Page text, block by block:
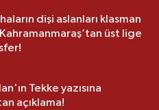
dişi aslanları klasman
üst lige
Tekke yazısına
açıklama!